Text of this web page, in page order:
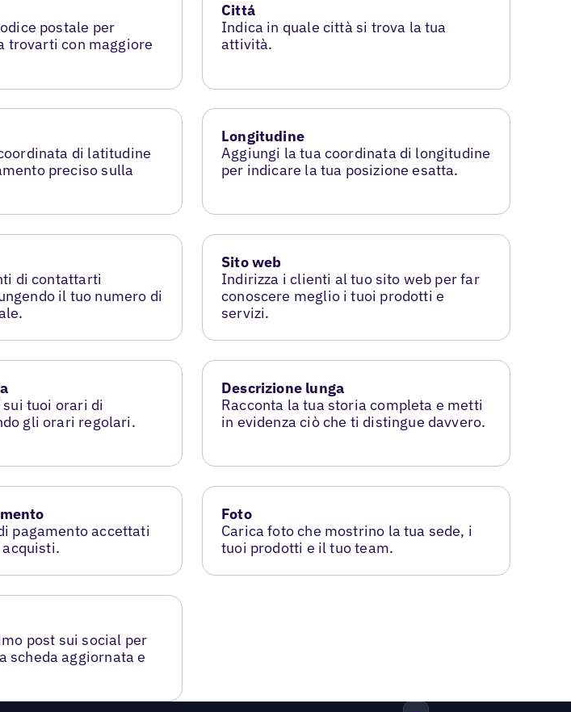
postale per
trovarti con maggiore
Cittá
Indica in quale città si trova la tua
attività.
di latitudine
preciso sulla
Longitudine
Aggiungi la tua coordinata di longitudine
per indicare la tua posizione esatta.
di contattarti
il tuo numero di
Sito web
Indirizza i clienti al tuo sito web per far
conoscere meglio i tuoi prodotti e
servizi.
tuoi orari di
gli orari regolari.
Descrizione lunga
Racconta la tua storia completa e metti
in evidenza ciò che ti distingue davvero.
pagamento accettati
Foto
Carica foto che mostrino la tua sede, i
tuoi prodotti e il tuo team.
post sui social per
scheda aggiornata e